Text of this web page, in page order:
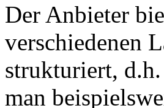
Der Anbieter
verschiedenen
strukturiert,
man